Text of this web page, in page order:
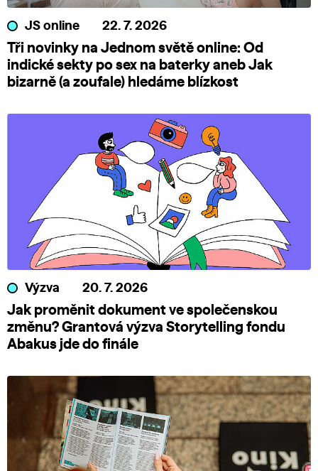
JS online 22. 7. 2026
Tři novinky na Jednom světě online: Od
indické sekty po sex na baterky aneb Jak
bizarně (a zoufale) hledáme blízkost
Výzva 20. 7. 2026
Jak proměnit dokument ve společenskou
změnu? Grantová výzva Storytelling fondu
Abakus jde do finále